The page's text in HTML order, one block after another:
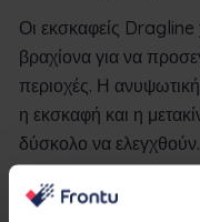
Οι εκσκαφείς Dragline
βραχίονα για να
περιοχές. Η ανυψωτική
η εκσκαφή και η
δύσκολο να ελεγχθούν.
Ώρες